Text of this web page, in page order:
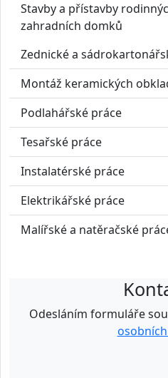
Stavby a přístavby
zahradních domků
Zednické a
Montáž keramických
Podlahářské práce
Tesařské práce
Instalatérské práce
Elektrikářské práce
Malířské a natěračské
Odesláním formuláře